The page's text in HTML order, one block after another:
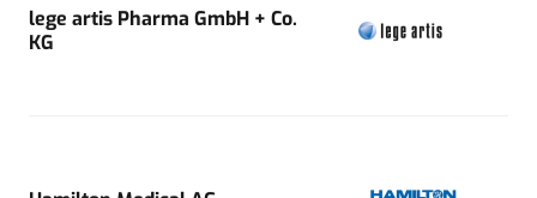
lege artis Pharma GmbH + Co.
KG